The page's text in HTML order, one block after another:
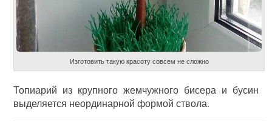
Изготовить такую красоту совсем не сложно
Топиарий из крупного жемчужного бисера и бусин
выделяется неординарной формой ствола.